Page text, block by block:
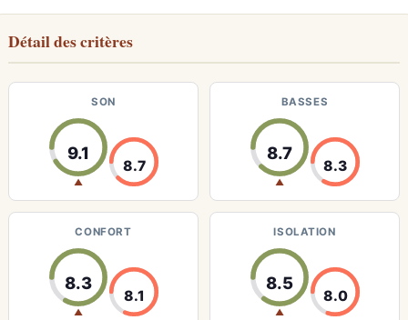
Détail des critères
SON
9.1
▲
8.7
BASSES
8.7
▲
8.3
CONFORT
8.3
▲
8.1
ISOLATION
8.5
▲
8.0